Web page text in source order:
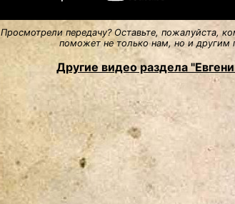
Просмотрели передачу? Оставьте, пожалуйста,
поможет не только нам, но и другим
Другие видео раздела